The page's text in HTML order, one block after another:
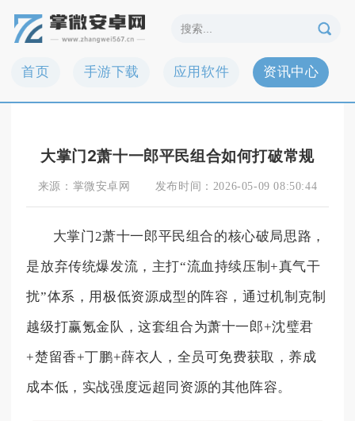
首页 手游下载 应用软件 资讯中心
大掌门2萧十一郎平民组合如何打破常规
来源： 掌微安卓网 发布时间： 2026-05-09 08:50:44
大掌门2萧十一郎平民组合的核心破局思路，
是放弃传统爆发流，主打“流血持续压制+真气干
扰”体系，用极低资源成型的阵容，通过机制克制
越级打赢氪金队，这套组合为萧十一郎+沈璧君
+楚留香+丁鹏+薛衣人，全员可免费获取，养成
成本低，实战强度远超同资源的其他阵容。